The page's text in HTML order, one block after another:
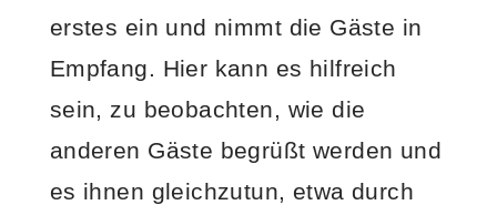
erstes ein und nimmt die Gäste in
Empfang. Hier kann es hilfreich
sein, zu beobachten, wie die
anderen Gäste begrüßt werden und
es ihnen gleichzutun, etwa durch